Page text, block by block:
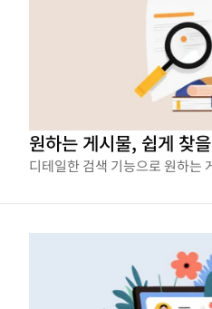
원하는 게시물, 쉽게 찾
디테일한 검색 기능으로 원하는